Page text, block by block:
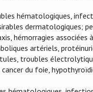
hématologiques,
dermatologiques;
hémorragies
artériels,
troubles
du foie,